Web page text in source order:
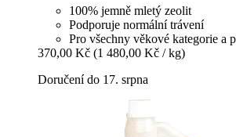
100% jemně mletý zeolit
Podporuje normální trávení
Pro všechny věkové kategorie a
370,00 Kč (1 480,00 Kč / kg)
Doručení do 17. srpna